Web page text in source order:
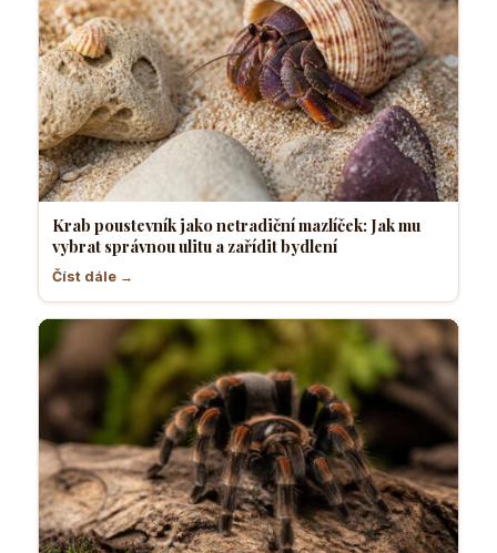
Krab poustevník jako netradiční mazlíček: Jak mu
vybrat správnou ulitu a zařídit bydlení
Číst dále →